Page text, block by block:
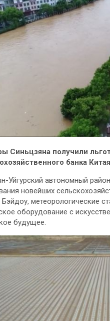
Синьцзяна получили
банка Китая
Уйгурский автономный
новейших
Бэйдоу, метеорологические
оборудование с
будущее.